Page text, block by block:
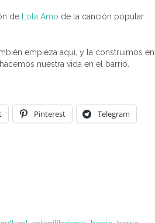
de Lola Amo de la canción popular
empieza aquí, y la construimos en
nuestra vida en el barrio.
Pinterest Telegram